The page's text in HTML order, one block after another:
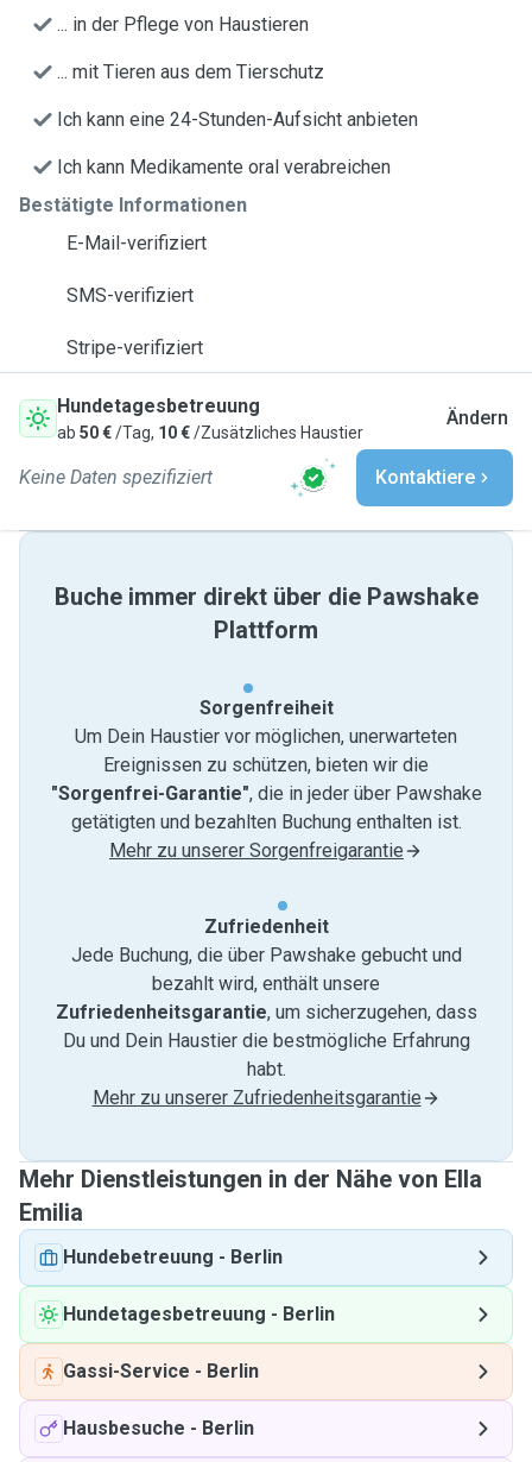
... in der Pflege von Haustieren
... mit Tieren aus dem Tierschutz
Ich kann eine 24-Stunden-Aufsicht anbieten
Ich kann Medikamente oral verabreichen
Bestätigte Informationen
E-Mail-verifiziert
SMS-verifiziert
Stripe-verifiziert
Hundetagesbetreuung
ab 50 €/Tag, 10 €/Zusätzliches Haustier
Ändern
Keine Daten spezifiziert Kontaktiere
Buche immer direkt über die Pawshake
Plattform
Sorgenfreiheit
Um Dein Haustier vor möglichen, unerwarteten
Ereignissen zu schützen, bieten wir die
"Sorgenfrei-Garantie", die in jeder über Pawshake
getätigten und bezahlten Buchung enthalten ist.
Mehr zu unserer Sorgenfreigarantie
Zufriedenheit
Jede Buchung, die über Pawshake gebucht und
bezahlt wird, enthält unsere
Zufriedenheitsgarantie, um sicherzugehen, dass
Du und Dein Haustier die bestmögliche Erfahrung
habt.
Mehr zu unserer Zufriedenheitsgarantie
Mehr Dienstleistungen in der Nähe von Ella
Emilia
Hundebetreuung - Berlin
Hundetagesbetreuung - Berlin
Gassi-Service - Berlin
Hausbesuche - Berlin